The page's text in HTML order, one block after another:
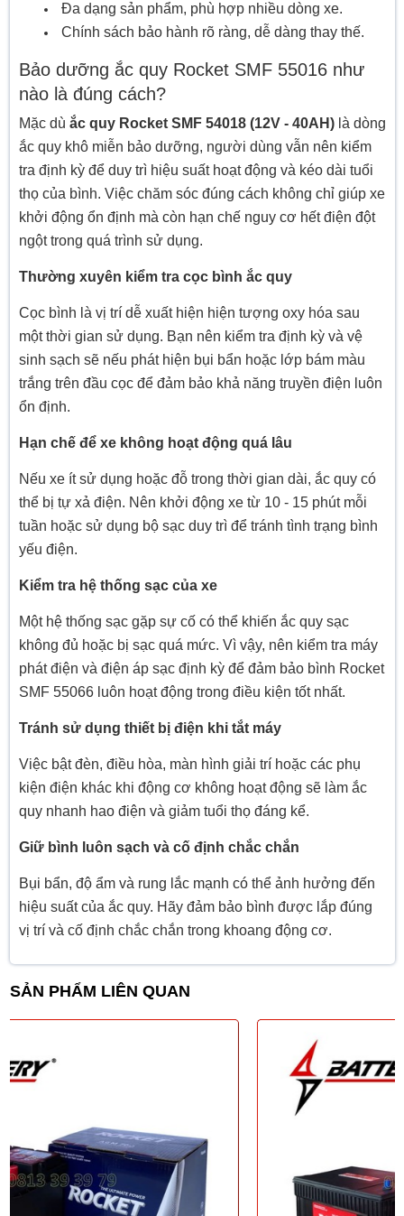
Đa dạng sản phẩm, phù hợp nhiều dòng xe.
Chính sách bảo hành rõ ràng, dễ dàng thay thế.
Bảo dưỡng ắc quy Rocket SMF 55016 như
nào là đúng cách?
Mặc dù ắc quy Rocket SMF 54018 (12V - 40AH)là dòng
ắc quy khô miễn bảo dưỡng, người dùng vẫn nên kiểm
tra định kỳ để duy trì hiệu suất hoạt động và kéo dài tuổi
thọ của bình. Việc chăm sóc đúng cách không chỉ giúp xe
khởi động ổn định mà còn hạn chế nguy cơ hết điện đột
ngột trong quá trình sử dụng.
Thường xuyên kiểm tra cọc bình ắc quy
Cọc bình là vị trí dễ xuất hiện hiện tượng oxy hóa sau
một thời gian sử dụng. Bạn nên kiểm tra định kỳ và vệ
sinh sạch sẽ nếu phát hiện bụi bẩn hoặc lớp bám màu
trắng trên đầu cọc để đảm bảo khả năng truyền điện luôn
ổn định.
Hạn chế để xe không hoạt động quá lâu
Nếu xe ít sử dụng hoặc đỗ trong thời gian dài, ắc quy có
thể bị tự xả điện. Nên khởi động xe từ 10 - 15 phút mỗi
tuần hoặc sử dụng bộ sạc duy trì để tránh tình trạng bình
yếu điện.
Kiểm tra hệ thống sạc của xe
Một hệ thống sạc gặp sự cố có thể khiến ắc quy sạc
không đủ hoặc bị sạc quá mức. Vì vậy, nên kiểm tra máy
phát điện và điện áp sạc định kỳ để đảm bảo bình Rocket
SMF 55066 luôn hoạt động trong điều kiện tốt nhất.
Tránh sử dụng thiết bị điện khi tắt máy
Việc bật đèn, điều hòa, màn hình giải trí hoặc các phụ
kiện điện khác khi động cơ không hoạt động sẽ làm ắc
quy nhanh hao điện và giảm tuổi thọ đáng kể.
Giữ bình luôn sạch và cố định chắc chắn
Bụi bẩn, độ ẩm và rung lắc mạnh có thể ảnh hưởng đến
hiệu suất của ắc quy. Hãy đảm bảo bình được lắp đúng
vị trí và cố định chắc chắn trong khoang động cơ.
SẢN PHẨM LIÊN QUAN